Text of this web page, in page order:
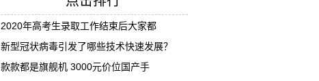
2020年高考生录取工作结束后大家都
新型冠状病毒引发了哪些技术快速发展？
款款都是旗舰机 3000元价位国产手